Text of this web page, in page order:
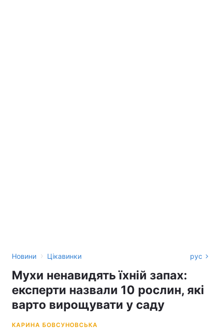
Новини › Цікавинки рус
Мухи ненавидять їхній запах:
експерти назвали 10 рослин, які
варто вирощувати у саду
КАРИНА БОВСУНОВСЬКА